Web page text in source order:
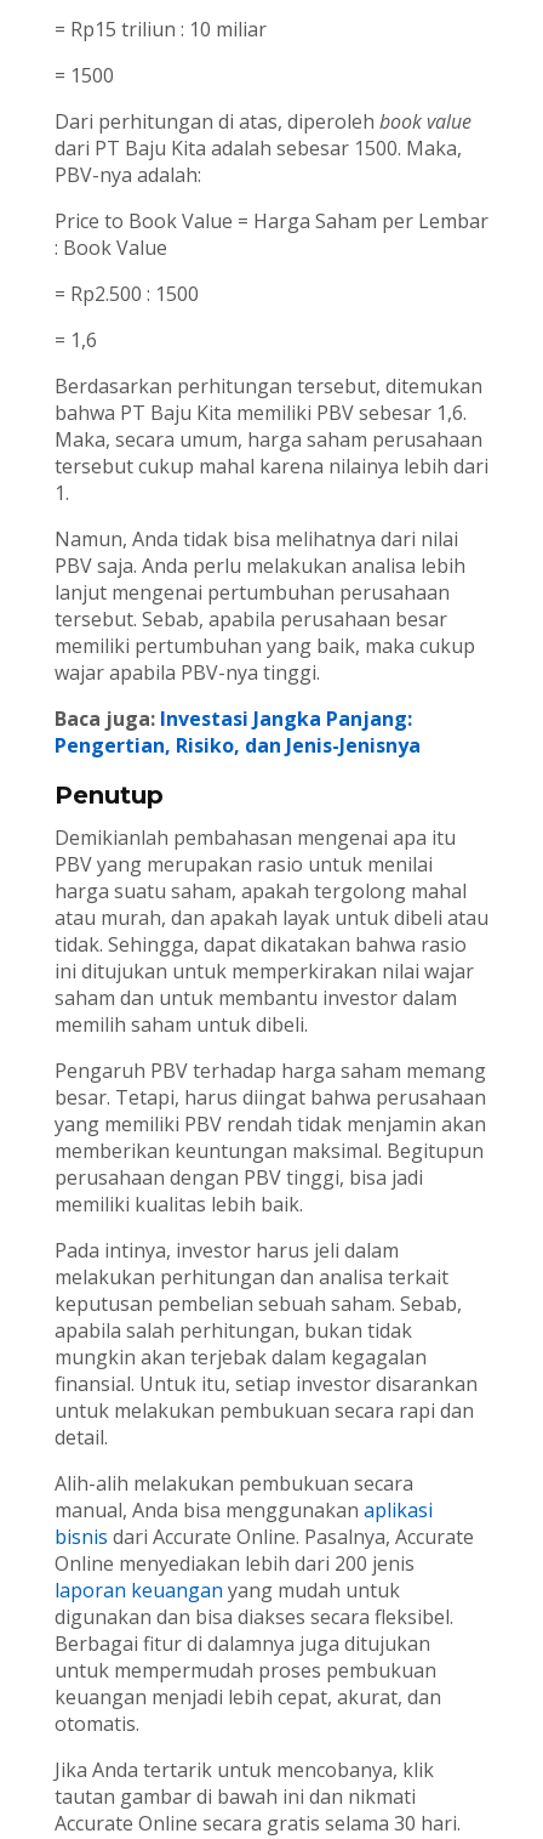
= Rp15 triliun : 10 miliar
= 1500
Dari perhitungan di atas, diperoleh book value
dari PT Baju Kita adalah sebesar 1500. Maka,
PBV-nya adalah:
Price to Book Value = Harga Saham per Lembar
: Book Value
= Rp2.500 : 1500
= 1,6
Berdasarkan perhitungan tersebut, ditemukan
bahwa PT Baju Kita memiliki PBV sebesar 1,6.
Maka, secara umum, harga saham perusahaan
tersebut cukup mahal karena nilainya lebih dari
1.
Namun, Anda tidak bisa melihatnya dari nilai
PBV saja. Anda perlu melakukan analisa lebih
lanjut mengenai pertumbuhan perusahaan
tersebut. Sebab, apabila perusahaan besar
memiliki pertumbuhan yang baik, maka cukup
wajar apabila PBV-nya tinggi.
Baca juga: Investasi Jangka Panjang:
Pengertian, Risiko, dan Jenis-Jenisnya
Penutup
Demikianlah pembahasan mengenai apa itu
PBV yang merupakan rasio untuk menilai
harga suatu saham, apakah tergolong mahal
atau murah, dan apakah layak untuk dibeli atau
tidak. Sehingga, dapat dikatakan bahwa rasio
ini ditujukan untuk memperkirakan nilai wajar
saham dan untuk membantu investor dalam
memilih saham untuk dibeli.
Pengaruh PBV terhadap harga saham memang
besar. Tetapi, harus diingat bahwa perusahaan
yang memiliki PBV rendah tidak menjamin akan
memberikan keuntungan maksimal. Begitupun
perusahaan dengan PBV tinggi, bisa jadi
memiliki kualitas lebih baik.
Pada intinya, investor harus jeli dalam
melakukan perhitungan dan analisa terkait
keputusan pembelian sebuah saham. Sebab,
apabila salah perhitungan, bukan tidak
mungkin akan terjebak dalam kegagalan
finansial. Untuk itu, setiap investor disarankan
untuk melakukan pembukuan secara rapi dan
detail.
Alih-alih melakukan pembukuan secara
manual, Anda bisa menggunakan aplikasi
bisnis dari Accurate Online. Pasalnya, Accurate
Online menyediakan lebih dari 200 jenis
laporan keuangan yang mudah untuk
digunakan dan bisa diakses secara fleksibel.
Berbagai fitur di dalamnya juga ditujukan
untuk mempermudah proses pembukuan
keuangan menjadi lebih cepat, akurat, dan
otomatis.
Jika Anda tertarik untuk mencobanya, klik
tautan gambar di bawah ini dan nikmati
Accurate Online secara gratis selama 30 hari.